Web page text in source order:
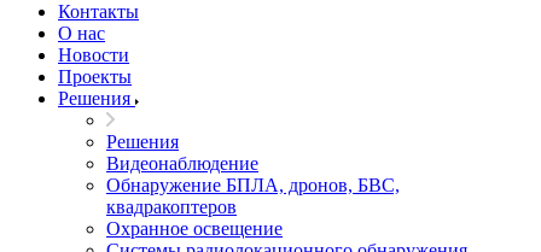
Контакты
О нас
Новости
Проекты
Решения
Решения
Видеонаблюдение
Обнаружение БПЛА, дронов, БВС,
квадракоптеров
Охранное освещение